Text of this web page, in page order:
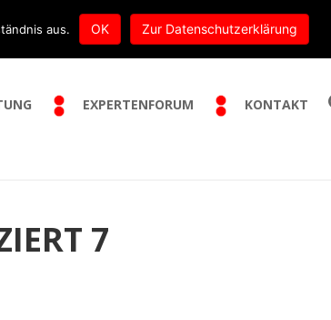
E-Mail:info@trippe-beratung.de
EXPERTENFORUM KONTAKT
7
aus. OK Zur Datenschutzerklärung